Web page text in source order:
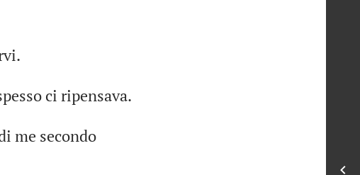
ci ripensava.
me secondo